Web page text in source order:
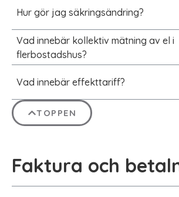
Hur gör jag säkringsändring?
Vad innebär kollektiv mätning av el i
flerbostadshus?
Vad innebär effekttariff?
TOPPEN
Faktura och